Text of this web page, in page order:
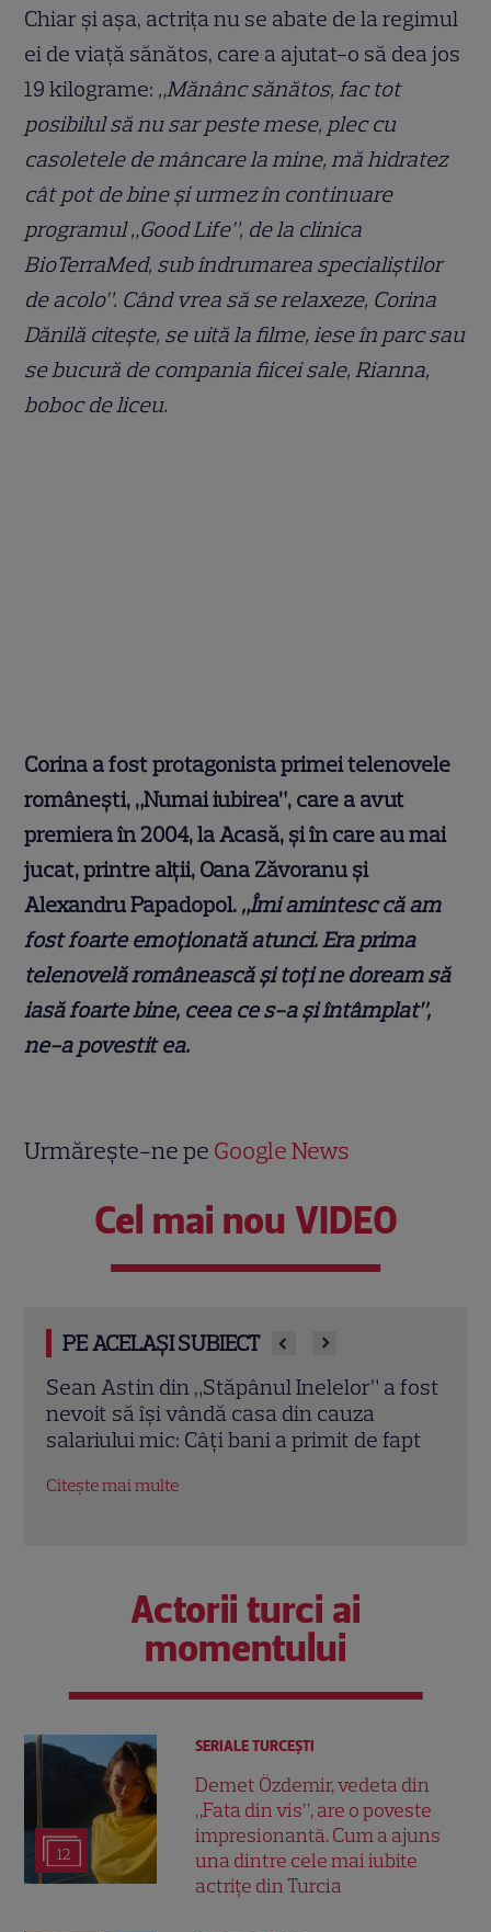
Chiar şi aşa, actriţa nu se abate de la regimul
ei de viaţă sănătos, care a ajutat-o să dea jos
19 kilograme: „Mănânc sănătos, fac tot
posibilul să nu sar peste mese, plec cu
casoletele de mâncare la mine, mă hidratez
cât pot de bine și urmez în continuare
programul „Good Life”, de la clinica
BioTerraMed, sub îndrumarea specialiștilor
de acolo”. Când vrea să se relaxeze, Corina
Dănilă citeşte, se uită la filme, iese în parc sau
se bucură de compania fiicei sale, Rianna,
boboc de liceu.
Corina a fost protagonista primei telenovele
româneşti, „Numai iubirea”, care a avut
premiera în 2004, la Acasă, şi în care au mai
jucat, printre alţii, Oana Zăvoranu şi
Alexandru Papadopol. „Îmi amintesc că am
fost foarte emoţionată atunci. Era prima
telenovelă românească și toți ne doream să
iasă foarte bine, ceea ce s-a și întâmplat”,
ne-a povestit ea.
Urmărește-ne pe Google News
Cel mai nou VIDEO
PE ACELAȘI SUBIECT
Teo Trandafir, despre viața după ce fiica
ei, Maia, a plecat de acasă: „Legătura
dintre noi nu ne-o ia nimeni”
Citește mai multe
Actorii turci ai
momentului
12
SERIALE TURCEŞTI
Demet Özdemir, vedeta din
„Fata din vis”, are o poveste
impresionantă. Cum a ajuns
una dintre cele mai iubite
actrițe din Turcia